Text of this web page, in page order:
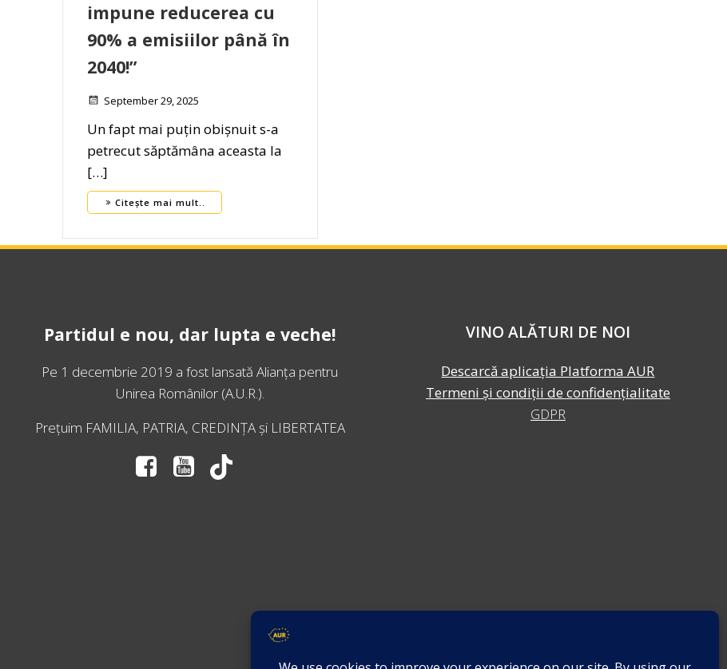
impune reducerea cu
90% a emisiilor până în
2040!”
September 29, 2025
Un fapt mai puțin obișnuit s-a
petrecut săptămâna aceasta la
[…]
Citește mai mult..
Partidul e nou, dar lupta e veche!
Pe 1 decembrie 2019 a fost lansatăAlianța pentru
Unirea Românilor(A.U.R.).
Prețuim FAMILIA, PATRIA, CREDINȚA și LIBERTATEA
VINO ALĂTURI DE NOI
Descarcă aplicația Platforma AUR
Termeni și condiții de confidențialitate
GDPR